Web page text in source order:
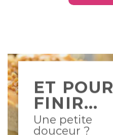
ET POUR
FINIR…
Une petite
douceur ?